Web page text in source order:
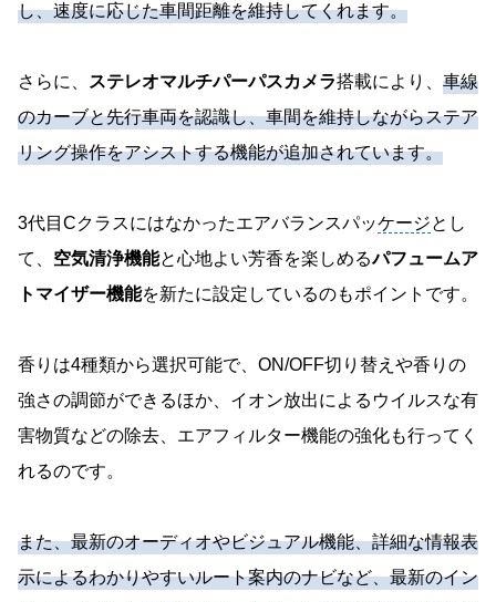
し、速度に応じた車間距離を維持してくれます。
さらに、 ステレオマルチパーパスカメラ搭載により、 車線
のカーブと先行車両を認識し、車間を維持しながらステア
リング操作をアシストする機能が追加されています。
3代目Cクラスにはなかったエアバランスパッケージとし
て、 空気清浄機能と心地よい芳香を楽しめるパフュームア
トマイザー機能を新たに設定しているのもポイントです。
香りは4種類から選択可能で、ON/OFF切り替えや香りの
強さの調節ができるほか、イオン放出によるウイルスな有
害物質などの除去、エアフィルター機能の強化も行ってく
れるのです。
また、最新のオーディオやビジュアル機能、詳細な情報表
示によるわかりやすいルート案内のナビなど、最新のイン